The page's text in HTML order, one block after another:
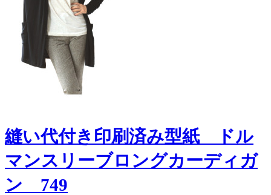
縫い代付き印刷済み型紙 ドル
マンスリーブロングカーディガ
ン 749